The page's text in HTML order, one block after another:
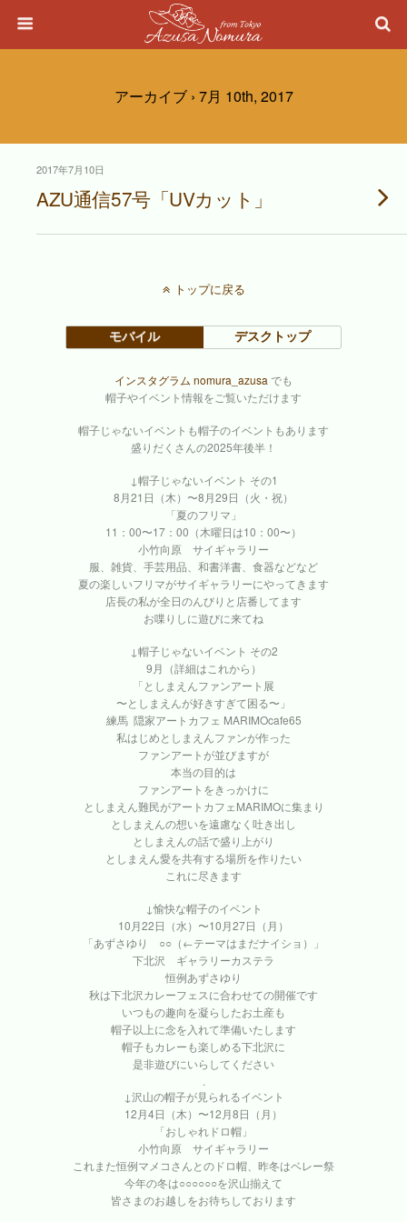
アーカイブ › 7月 10th, 2017
2017年7月10日
AZU通信57号「UVカット」
トップに戻る
モバイル デスクトップ
インスタグラム nomura_azusa でも
帽子やイベント情報をご覧いただけます
帽子じゃないイベントも帽子のイベントもあります
盛りだくさんの2025年後半！
↓帽子じゃないイベント その1
8月21日（木）〜8月29日（火・祝）
「夏のフリマ」
11：00〜17：00（木曜日は10：00〜）
小竹向原 サイギャラリー
服、雑貨、手芸用品、和書洋書、食器などなど
夏の楽しいフリマがサイギャラリーにやってきます
店長の私が全日のんびりと店番してます
お喋りしに遊びに来てね
↓帽子じゃないイベント その2
9月（詳細はこれから）
「としまえんファンアート展
〜としまえんが好きすぎて困る〜」
練馬 隠家アートカフェ MARIMOcafe65
私はじめとしまえんファンが作った
ファンアートが並びますが
本当の目的は
ファンアートをきっかけに
としまえん難民がアートカフェMARIMOに集まり
としまえんの想いを遠慮なく吐き出し
としまえんの話で盛り上がり
としまえん愛を共有する場所を作りたい
これに尽きます
↓愉快な帽子のイベント
10月22日（水）〜10月27日（月）
「あずさゆり ○○（←テーマはまだナイショ）」
下北沢 ギャラリーカステラ
恒例あずさゆり
秋は下北沢カレーフェスに合わせての開催です
いつもの趣向を凝らしたお土産も
帽子以上に念を入れて準備いたします
帽子もカレーも楽しめる下北沢に
是非遊びにいらしてください
.
↓沢山の帽子が見られるイベント
12月4日（木）〜12月8日（月）
「おしゃれドロ帽」
小竹向原 サイギャラリー
これまた恒例マメコさんとのドロ帽、昨冬はベレー祭
今年の冬は○○○○○○を沢山揃えて
皆さまのお越しをお待ちしております